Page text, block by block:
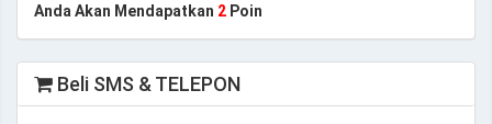
Anda Akan Mendapatkan 2 Poin
Beli SMS & TELEPON